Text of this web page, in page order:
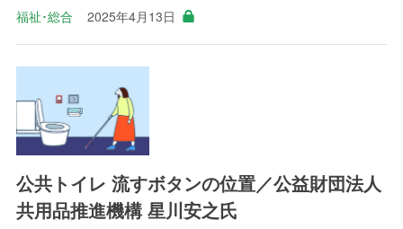
福祉･総合 2025年4月13日
公共トイレ 流すボタンの位置／公益財団法人
共用品推進機構 星川安之氏